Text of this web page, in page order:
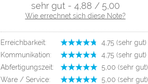
sehr gut - 4,88 / 5,00
Wie errechnet sich diese Note?
Erreichbarkeit:
­ 4,75 (sehr gut)
Kommunikation:
­ 4,75 (sehr gut)
Abfertigungszeit:
­ 5,00 (sehr gut)
Ware / Service:
­ 5,00 (sehr gut)